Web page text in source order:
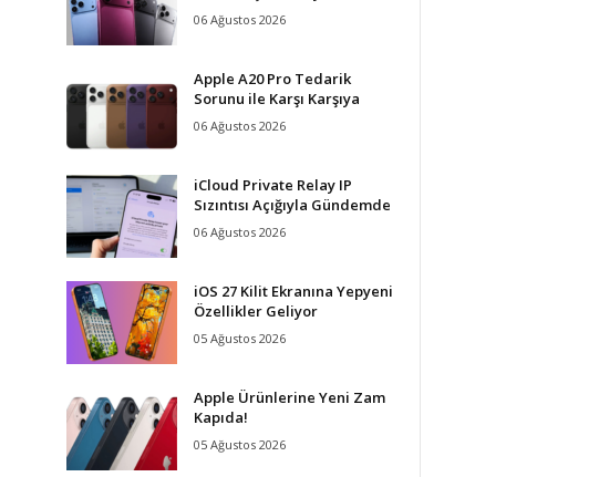
06 Ağustos 2026
Apple A20 Pro Tedarik
Sorunu ile Karşı Karşıya
06 Ağustos 2026
iCloud Private Relay IP
Sızıntısı Açığıyla Gündemde
06 Ağustos 2026
iOS 27 Kilit Ekranına Yepyeni
Özellikler Geliyor
05 Ağustos 2026
Apple Ürünlerine Yeni Zam
Kapıda!
05 Ağustos 2026